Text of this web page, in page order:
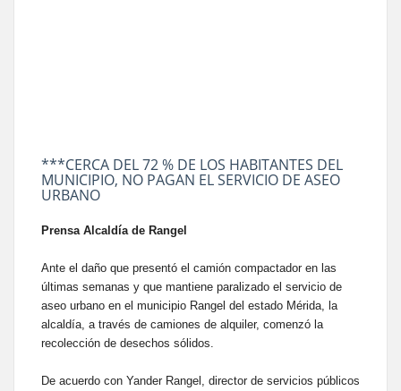
***CERCA DEL 72 % DE LOS HABITANTES DEL
MUNICIPIO, NO PAGAN EL SERVICIO DE ASEO
URBANO
Prensa Alcaldía de Rangel
Ante el daño que presentó el camión compactador en las
últimas semanas y que mantiene paralizado el servicio de
aseo urbano en el municipio Rangel del estado Mérida, la
alcaldía, a través de camiones de alquiler, comenzó la
recolección de desechos sólidos.
De acuerdo con Yander Rangel, director de servicios públicos